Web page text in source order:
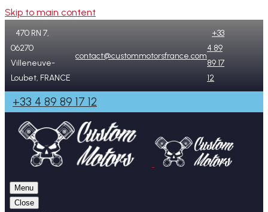
Skip to main content
470 RN 7,
06270
Villeneuve-
Loubet, FRANCE
contact@custommotorsfrance.com
+33
4 89
89 17
12
+33 4 89 89 17 12
Menu
Close